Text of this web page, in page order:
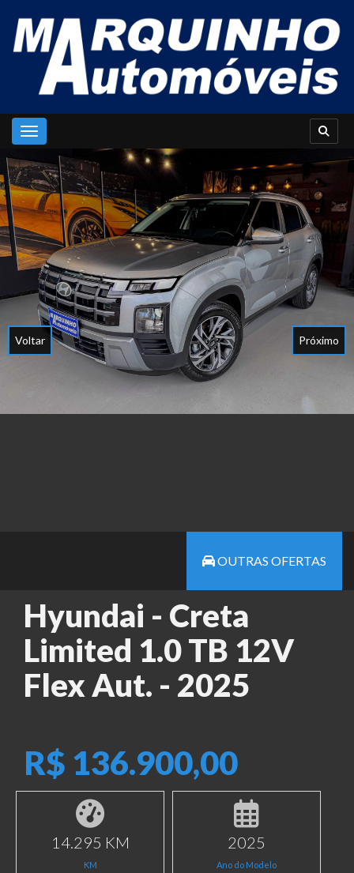
Toggle navigation
Voltar Próximo
OUTRAS OFERTAS
Hyundai - Creta
Limited 1.0 TB 12V
Flex Aut. - 2025
R$ 136.900,00
14.295 KM
KM
2025
Ano do Modelo